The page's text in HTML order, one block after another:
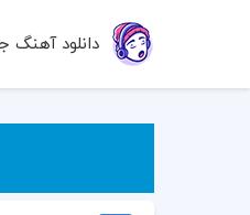
دانلود آهنگ